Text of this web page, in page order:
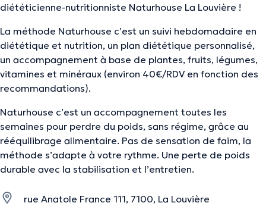
diététicienne-nutritionniste Naturhouse La Louvière !
La méthode Naturhouse c’est un suivi hebdomadaire en
diététique et nutrition, un plan diététique personnalisé,
un accompagnement à base de plantes, fruits, légumes,
vitamines et minéraux (environ 40€/RDV en fonction des
recommandations).
Naturhouse c’est un accompagnement toutes les
semaines pour perdre du poids, sans régime, grâce au
rééquilibrage alimentaire. Pas de sensation de faim, la
méthode s’adapte à votre rythme. Une perte de poids
durable avec la stabilisation et l’entretien.
rue Anatole France 111, 7100, La Louvière